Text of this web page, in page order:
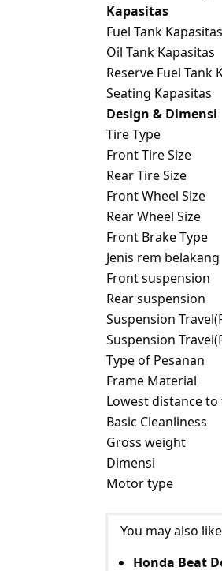
Kapasitas
Fuel Tank Kapasitas
Oil Tank Kapasitas
Reserve Fuel Tank
Seating Kapasitas
Design & Dimensi
Tire Type
Front Tire Size
Rear Tire Size
Front Wheel Size
Rear Wheel Size
Front Brake Type
Jenis rem belakang
Front suspension
Rear suspension
Suspension
Suspension
Type of Pesanan
Frame Material
Lowest distance to
Basic Cleanliness
Gross weight
Dimensi
Motor type
You may also
Honda Beat